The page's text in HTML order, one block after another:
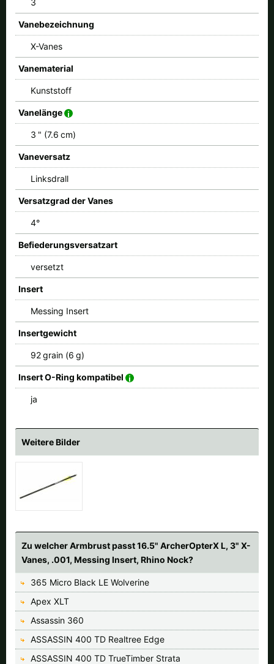
Vanebezeichnung
X-Vanes
Vanematerial
Kunststoff
Vanelänge
3 " (7.6 cm)
Vaneversatz
Linksdrall
Versatzgrad der Vanes
4°
Befiederungsversatzart
versetzt
Insert
Messing Insert
Insertgewicht
92 grain (6 g)
Insert O-Ring kompatibel
ja
Weitere Bilder
Zu welcher Armbrust passt 16.5" ArcherOpterX L, 3" X-
Vanes, .001, Messing Insert, Rhino Nock?
365 Micro Black LE Wolverine
Apex XLT
Assassin 360
ASSASSIN 400 TD Realtree Edge
ASSASSIN 400 TD TrueTimber Strata